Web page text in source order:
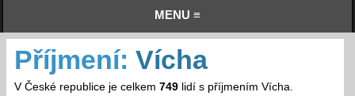
MENU ≡
Příjmení: Vícha
V České republice je celkem 749lidí s příjmením Vícha.